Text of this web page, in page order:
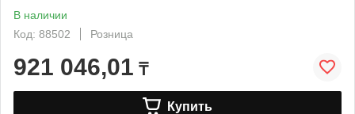
В наличии
Код: 88502
Розница
921 046,01 ₸
Купить